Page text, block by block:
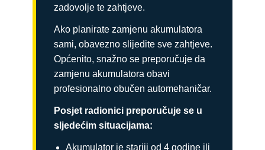
zadovolje te zahtjeve.
Ako planirate zamjenu akumulatora
sami, obavezno slijedite sve zahtjeve.
Općenito, snažno se preporučuje da
zamjenu akumulatora obavi
profesionalno obučen automehaničar.
Posjet radionici preporučuje se u
sljedećim situacijama:
Akumulator je stariji od 4 godine ili